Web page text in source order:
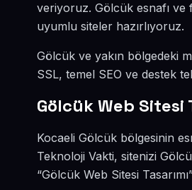
veriyoruz. Gölcük esnafı ve
uyumlu siteler hazırlıyoruz.
Gölcük ve yakın bölgedeki
SSL, temel SEO ve destek
Gölcük Web Sitesi
Kocaeli Gölcük bölgesinin
Teknoloji Vakti, sitenizi
“Gölcük Web Sitesi